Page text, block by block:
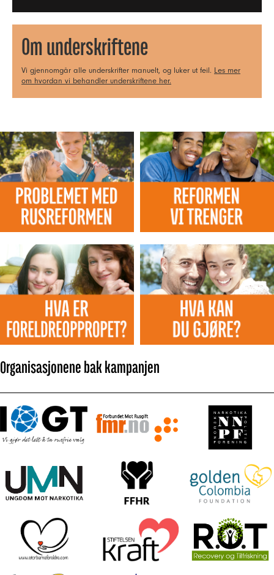
Om underskriftene
Vi gjennomgår alle underskrifter manuelt, og luker ut feil. Les mer
om hvordan vi behandler underskriftene her.
Organisasjonene bak kampanjen